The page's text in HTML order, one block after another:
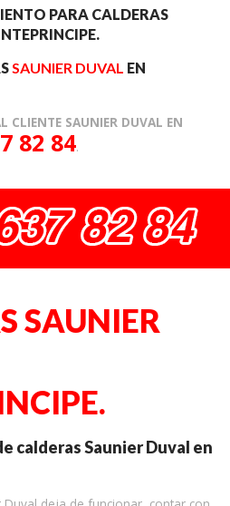
PARA CALDERAS
SAUNIER DUVAL EN
CLIENTE SAUNIER DUVAL EN
82 84.
SAUNIER
calderas Saunier Duval en